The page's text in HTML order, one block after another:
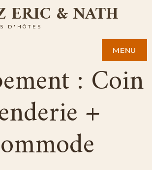
ERIC & NATH
D'HÔTES
MENU
: Coin
+